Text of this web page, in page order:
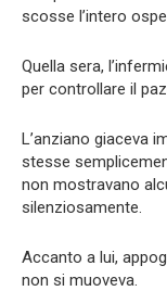
scosse l’intero
Quella sera,
per controllare il
L’anziano giaceva
stesse
non mostravano
silenziosamente.
Accanto a lui,
non si muoveva.